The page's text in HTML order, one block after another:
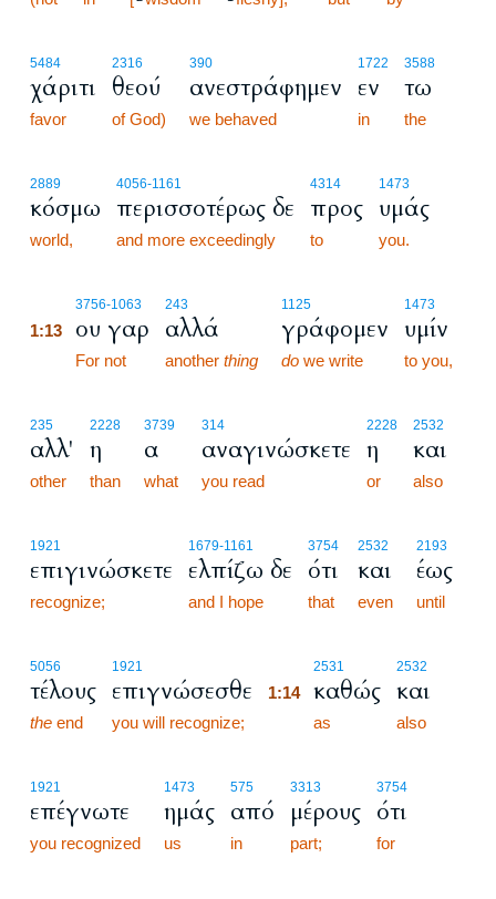
5484
χάριτι
favor
2316
θεού
of God)
390
ανεστράφημεν
we behaved
1722
εν
in
3588
τω
the
2889
κόσμω
world,
4056-1161
περισσοτέρως δε
and more exceedingly
4314
προς
to
1473
υμάς
you.
3756-1063
1:13 ου γαρ
For not
243
αλλά
another thing
1125
γράφομεν
do we write
1473
υμίν
to you,
235
αλλ'
other
2228
η
than
3739
α
what
314
αναγινώσκετε
you read
2228
η
or
2532
και
also
1921
επιγινώσκετε
recognize;
1679-1161
ελπίζω δε
and I hope
3754
ότι
that
2532
και
even
2193
έως
until
5056
τέλους
the end
1921
επιγνώσεσθε
you will recognize;
2531
1:14 καθώς
as
2532
και
also
1921
επέγνωτε
you recognized
1473
ημάς
us
575
από
in
3313
μέρους
part;
3754
ότι
for